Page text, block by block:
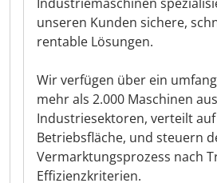
unseren Kunden sichere,
rentable Lösungen.
Wir verfügen über ein
mehr als 2.000 Maschinen
Industriesektoren, verteilt auf
Betriebsfläche, und steuern
Vermarktungsprozess nach
Effizienzkriterien.